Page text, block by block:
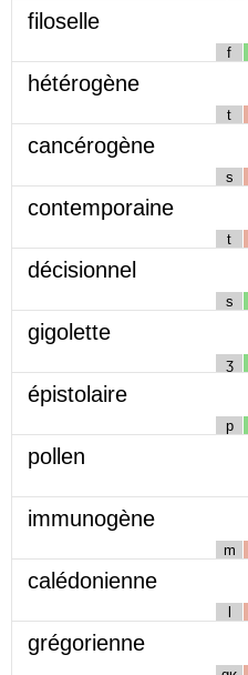
filoselle
f
hétérogène
t
cancérogène
s
contemporaine
t
décisionnel
s
gigolette
ʒ
épistolaire
p
pollen
immunogène
m
calédonienne
l
grégorienne